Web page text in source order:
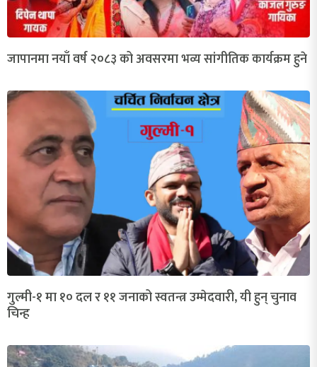
जापानमा नयाँ वर्ष २०८३ को अवसरमा भव्य सांगीतिक कार्यक्रम हुने
गुल्मी-१ मा १० दल र ११ जनाको स्वतन्त्र उम्मेदवारी, यी हुन् चुनाव
चिन्ह